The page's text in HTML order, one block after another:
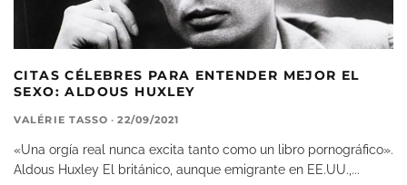
CITAS CÉLEBRES PARA ENTENDER MEJOR EL
SEXO: ALDOUS HUXLEY
VALÉRIE TASSO · 22/09/2021
«Una orgía real nunca excita tanto como un libro pornográfico».
Aldous Huxley El británico, aunque emigrante en EE.UU., ...